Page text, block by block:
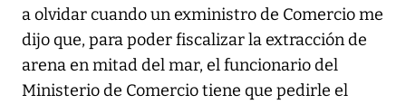
a olvidar cuando un exministro de Comercio me
dijo que, para poder fiscalizar la extracción de
arena en mitad del mar, el funcionario del
Ministerio de Comercio tiene que pedirle el